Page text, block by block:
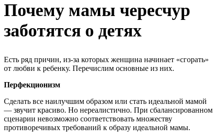
Почему мамы чересчур
заботятся о детях
Есть ряд причин, из-за которых женщина начинает «сгорать»
от любви к ребенку. Перечислим основные из них.
Перфекционизм
Сделать все наилучшим образом или стать идеальной мамой
— звучит красиво. Но нереалистично. При сбалансированном
сценарии невозможно соответствовать множеству
противоречивых требований к образу идеальной мамы.